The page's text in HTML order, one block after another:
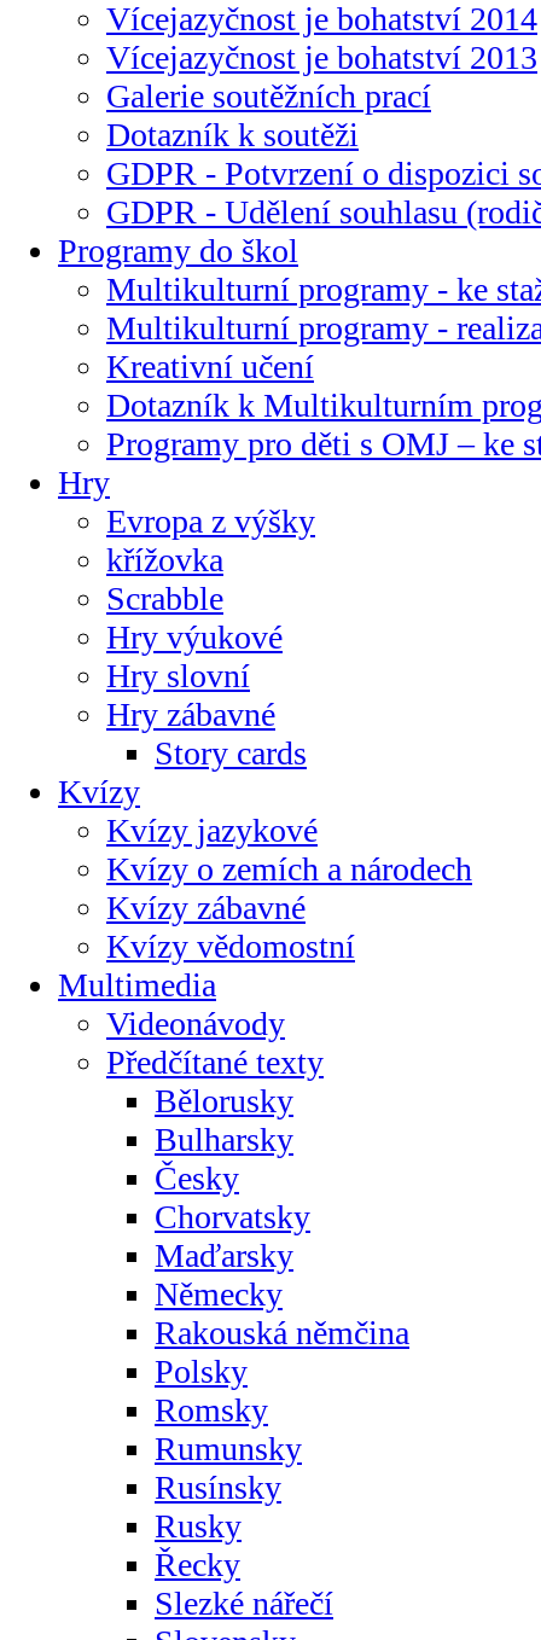
Vícejazyčnost je bohatství 2014
Vícejazyčnost je bohatství 2013
Galerie soutěžních prací
Dotazník k soutěži
GDPR - Potvrzení o dispozici
GDPR - Udělení souhlasu
Programy do škol
Multikulturní programy - ke
Multikulturní programy -
Kreativní učení
Dotazník k Multikulturním
Programy pro děti s OMJ – ke
Hry
Evropa z výšky
křížovka
Scrabble
Hry výukové
Hry slovní
Hry zábavné
Story cards
Kvízy
Kvízy jazykové
Kvízy o zemích a národech
Kvízy zábavné
Kvízy vědomostní
Multimedia
Videonávody
Předčítané texty
Bělorusky
Bulharsky
Česky
Chorvatsky
Maďarsky
Německy
Rakouská němčina
Polsky
Romsky
Rumunsky
Rusínsky
Rusky
Řecky
Slezké nářečí